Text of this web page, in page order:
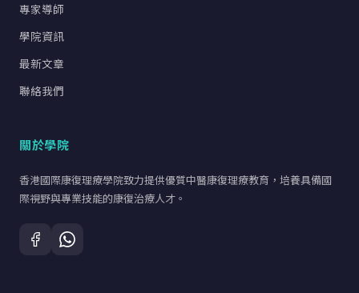
專家導師
學院資訊
最新文章
聯絡我們
關於學院
香港國際康復理療學院致力提供優質中醫康復理療教育，培養具備國
際視野與專業技能的康復治療人才。